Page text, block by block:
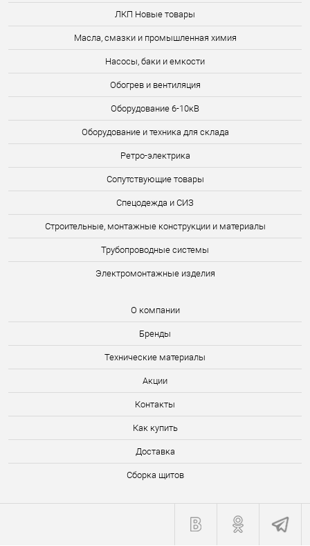
ЛКП Новые товары
Масла, смазки и промышленная химия
Насосы, баки и емкости
Обогрев и вентиляция
Оборудование 6-10кВ
Оборудование и техника для склада
Ретро-электрика
Сопутствующие товары
Спецодежда и СИЗ
Строительные, монтажные конструкции и материалы
Трубопроводные системы
Электромонтажные изделия
О компании
Бренды
Технические материалы
Акции
Контакты
Как купить
Доставка
Сборка щитов